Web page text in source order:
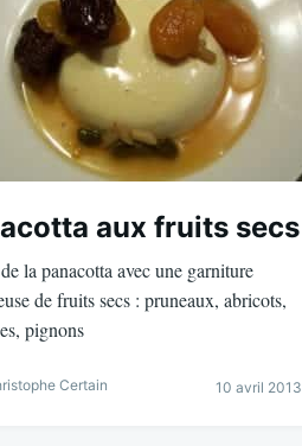
aux fruits secs
la panacotta avec une garniture
de fruits secs : pruneaux, abricots,
pignons
Certain 10 avril 2013